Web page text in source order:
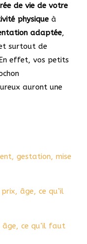
de vie de votre
physique à
adaptée,
surtout de
effet, vos petits
auront une
gestation, mise
âge, ce qu’il
ce qu’il faut